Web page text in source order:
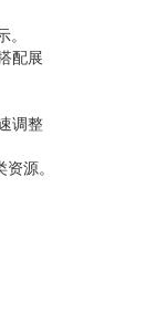
配展
调整
源。